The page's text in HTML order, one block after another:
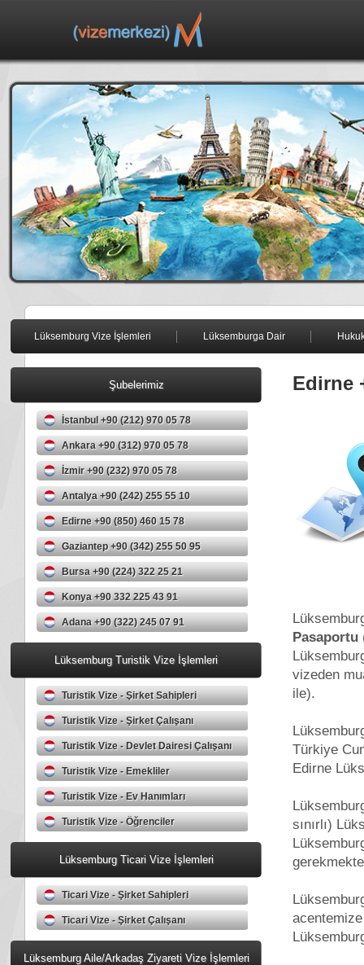
Lüksemburg Vize İşlemleri Lüksemburga Dair
Şubelerimiz
İstanbul +90 (212) 970 05 78
Ankara +90 (312) 970 05 78
İzmir +90 (232) 970 05 78
Antalya +90 (242) 255 55 10
Edirne +90 (850) 460 15 78
Gaziantep +90 (342) 255 50 95
Bursa +90 (224) 322 25 21
Konya +90 332 225 43 91
Adana +90 (322) 245 07 91
Lüksemburg Turistik Vize İşlemleri
Turistik Vize - Şirket Sahipleri
Turistik Vize - Şirket Çalışanı
Turistik Vize - Devlet Dairesi Çalışanı
Turistik Vize - Emekliler
Turistik Vize - Ev Hanımları
Turistik Vize - Öğrenciler
Lüksemburg Ticari Vize İşlemleri
Ticari Vize - Şirket Sahipleri
Ticari Vize - Şirket Çalışanı
Lüksemburg Aile/Arkadaş Ziyareti Vize İşlemleri
Edirne
Pasaportu
vizeden
ile).
Türkiye
Edirne
sınırlı)